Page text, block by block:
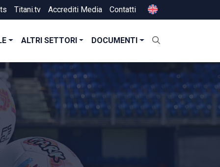
Titani.tv Accrediti Media Contatti
ALTRI SETTORI DOCUMENTI